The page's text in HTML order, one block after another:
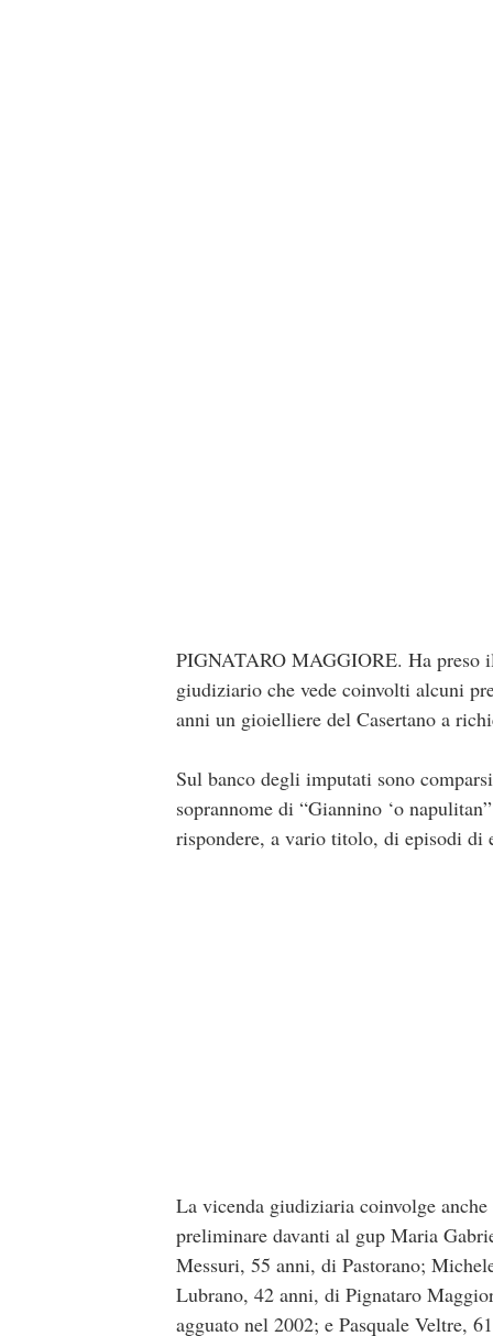
PIGNATARO MAGGIORE. Ha preso
giudiziario che vede coinvolti alcuni
anni un gioielliere del Casertano a
Sul banco degli imputati sono
soprannome di “Giannino ‘o
rispondere, a vario titolo, di episodi di
La vicenda giudiziaria coinvolge
preliminare davanti al gup Maria
Messuri, 55 anni, di Pastorano;
Lubrano, 42 anni, di Pignataro
agguato nel 2002; e Pasquale Veltre,